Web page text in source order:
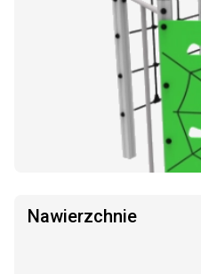
Nawierzchnie